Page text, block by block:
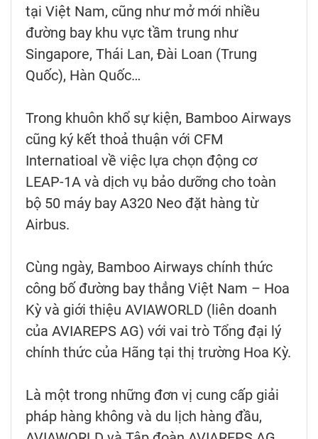
tại Việt Nam, cũng như mở mới nhiều
đường bay khu vực tầm trung như
Singapore, Thái Lan, Đài Loan (Trung
Quốc), Hàn Quốc…
Trong khuôn khổ sự kiện, Bamboo Airways
cũng ký kết thoả thuận với CFM
Internatioal về việc lựa chọn động cơ
LEAP-1A và dịch vụ bảo dưỡng cho toàn
bộ 50 máy bay A320 Neo đặt hàng từ
Airbus.
Cùng ngày, Bamboo Airways chính thức
công bố đường bay thẳng Việt Nam – Hoa
Kỳ và giới thiệu AVIAWORLD (liên doanh
của AVIAREPS AG) với vai trò Tổng đại lý
chính thức của Hãng tại thị trường Hoa Kỳ.
Là một trong những đơn vị cung cấp giải
pháp hàng không và du lịch hàng đầu,